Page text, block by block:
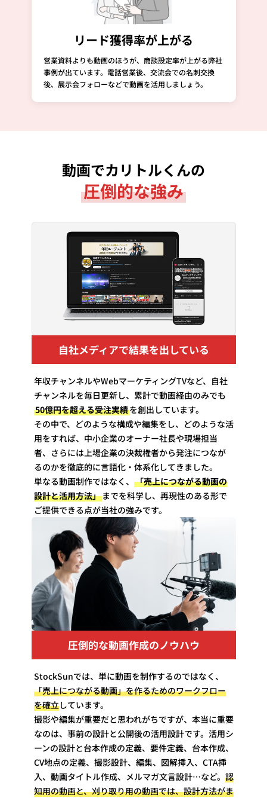
リード獲得率が上がる
営業資料よりも動画のほうが、商談設定率が上がる弊社
事例が出ています。電話営業後、交流会での名刺交換
後、展示会フォローなどで動画を活用しましょう。
動画でカリトルくんの
圧倒的な強み
自社メディアで結果を出している
年収チャンネルやWebマーケティングTVなど、自社
チャンネルを毎日更新し、累計で動画経由のみでも
50億円を超える受注実績を創出しています。
その中で、どのような構成や編集をし、どのような活
用をすれば、中小企業のオーナー社長や現場担当
者、さらには上場企業の決裁権者から発注につなが
るのかを徹底的に言語化・体系化してきました。
単なる動画制作ではなく、 「売上につながる動画の
設計と活用方法」までを科学し、再現性のある形で
ご提供できる点が当社の強みです。
圧倒的な動画作成のノウハウ
StockSunでは、単に動画を制作するのではなく、
「売上につながる動画」を作るためのワークフロー
を確立しています。
撮影や編集が重要だと思われがちですが、本当に重要
なのは、事前の設計と公開後の活用設計です。活用シ
ーンの設計と台本作成の定義、要件定義、台本作成、
CV地点の定義、撮影設計、編集、図解挿入、CTA挿
入、動画タイトル作成、メルマガ文言設計…など。 認
知用の動画と、刈り取り用の動画では、設計方法がま